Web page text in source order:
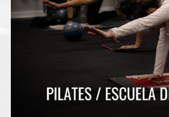
Pilates se centra en la
mediante la estabilización y el
del abdomen, es decir, el
que incluye los músculos
lumbares, los glúteos y el